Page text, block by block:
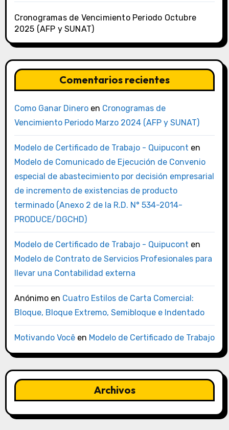
Cronogramas de Vencimiento Periodo Octubre
2025 (AFP y SUNAT)
Comentarios recientes
Como Ganar Dineroen Cronogramas de
Vencimiento Periodo Marzo 2024 (AFP y SUNAT)
Modelo de Certificado de Trabajo - Quipucont en
Modelo de Comunicado de Ejecución de Convenio
especial de abastecimiento por decisión empresarial
de incremento de existencias de producto
terminado (Anexo 2 de la R.D. N° 534-2014-
PRODUCE/DGCHD)
Modelo de Certificado de Trabajo - Quipucont en
Modelo de Contrato de Servicios Profesionales para
llevar una Contabilidad externa
Anónimoen Cuatro Estilos de Carta Comercial:
Bloque, Bloque Extremo, Semibloque e Indentado
Motivando Vocêen Modelo de Certificado de Trabajo
Archivos